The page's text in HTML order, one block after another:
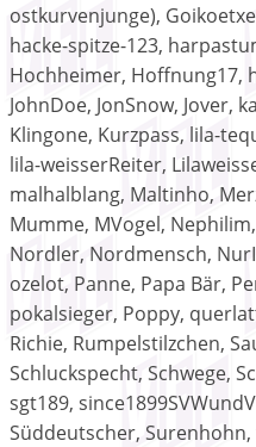
ostkurvenjunge),
hacke-spitze-123,
Hochheimer, Hoffnung17,
JohnDoe, JonSnow, Jover,
Klingone, Kurzpass, lila-
lila-weisserReiter,
malhalblang, Maltinho,
Mumme, MVogel,
Nordler, Nordmensch,
ozelot, Panne, Papa Bär,
pokalsieger, Poppy,
Richie, Rumpelstilzchen,
Schluckspecht, Schwege,
sgt189,
Süddeutscher, Surenhohn,